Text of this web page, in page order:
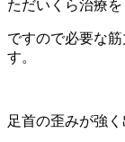
ただいくら治療
ですので必要な
す。
足首の歪みが強